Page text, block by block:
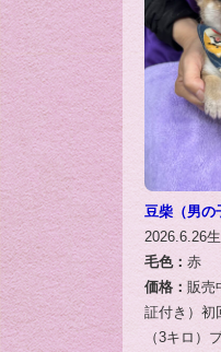
豆柴（男の
2026.6.26
毛色： 赤
価格： 販売
証付き）初
（3キロ）